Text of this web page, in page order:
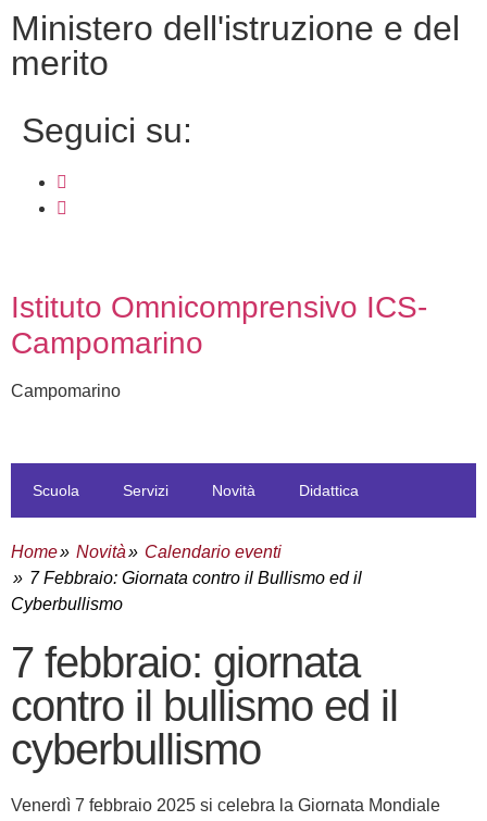
ministero dell'istruzione e del
merito
seguici su:
Istituto Omnicomprensivo ICS-
Campomarino
Campomarino
Scuola Servizi Novità Didattica
Home Novità
Calendario eventi
7 Febbraio: Giornata contro il Bullismo ed il
Cyberbullismo
7 febbraio: giornata
contro il bullismo ed il
cyberbullismo
Venerdì 7 febbraio 2025 si celebra la Giornata Mondiale